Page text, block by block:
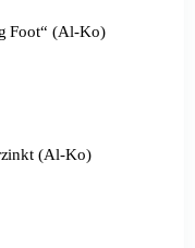
Foot“ (Al-Ko)
(Al-Ko)